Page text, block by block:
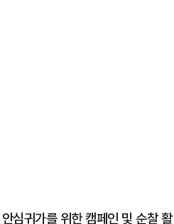
심귀가를 위한 캠페인 및 순찰 활